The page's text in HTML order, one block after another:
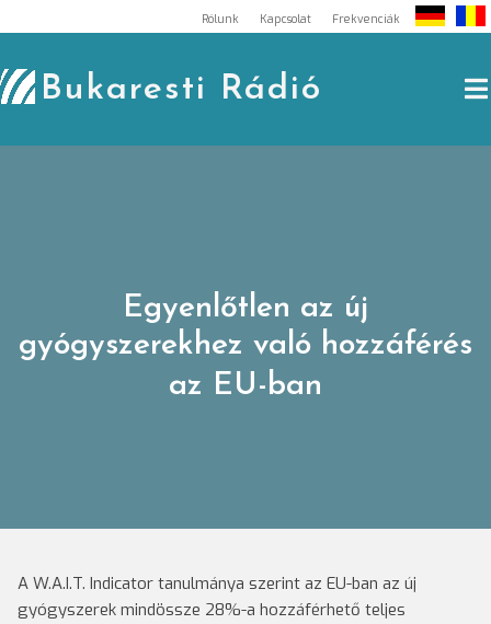
to
content
Rólunk Kapcsolat Frekvenciák
Bukaresti Rádió
Egyenlőtlen az új
gyógyszerekhez való hozzáférés
az EU-ban
A W.A.I.T. Indicator tanulmánya szerint az EU-ban az új
gyógyszerek mindössze 28%-a hozzáférhető teljes